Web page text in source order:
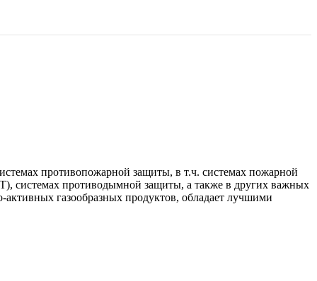
противопожарной защиты, в т.ч. системах пожарной
системах противодымной защиты, а также в других важных
активных газообразных продуктов, обладает лучшими